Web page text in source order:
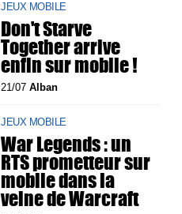
JEUX MOBILE
Don't Starve
Together arrive
enfin sur mobile !
21/07Alban
JEUX MOBILE
War Legends : un
RTS prometteur sur
mobile dans la
veine de Warcraft